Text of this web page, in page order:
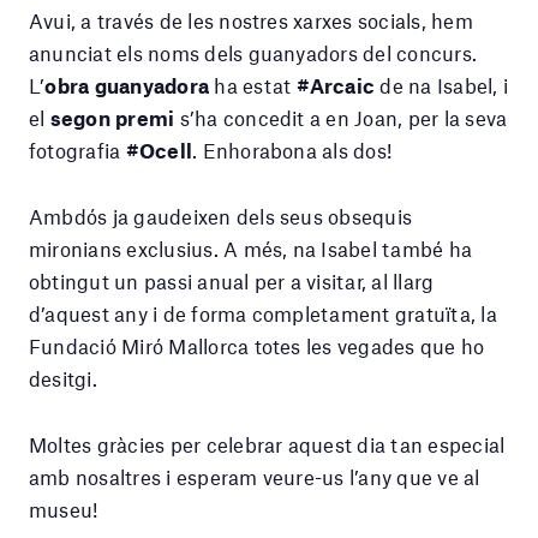
Avui, a través de les nostres xarxes socials, hem
anunciat els noms dels guanyadors del concurs.
L’obra guanyadora ha estat #Arcaic de na Isabel, i
el segon premi s’ha concedit a en Joan, per la seva
fotografia #Ocell. Enhorabona als dos!
Ambdós ja gaudeixen dels seus obsequis
mironians exclusius. A més, na Isabel també ha
obtingut un passi anual per a visitar, al llarg
d’aquest any i de forma completament gratuïta, la
Fundació Miró Mallorca totes les vegades que ho
desitgi.
Moltes gràcies per celebrar aquest dia tan especial
amb nosaltres i esperam veure-us l’any que ve al
museu!